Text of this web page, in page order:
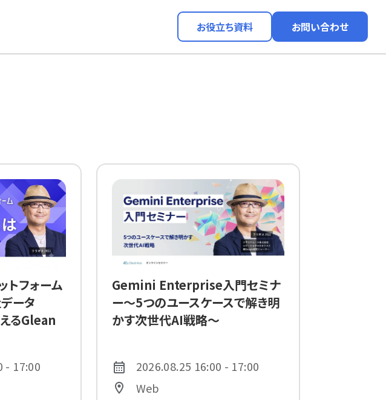
お役立ち資料 お問い合わせ
フォーム
ータ
るGlean
- 17:00
Gemini Enterprise入門セミナ
ー〜5つのユースケースで解き明
かす次世代AI戦略〜
2026.08.25 16:00 - 17:00
Web